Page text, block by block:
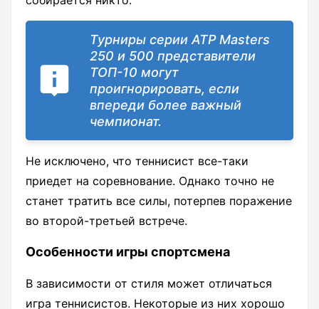
Турниры серии ATP Masters
250 и 500 представители
ТОП-10 могут
проигнорировать, если
впереди более важный
чемпионат.
Не исключено, что теннисист все-таки
приедет на соревнование. Однако точно не
станет тратить все силы, потерпев поражение
во второй-третьей встрече.
Особенности игры спортсмена
В зависимости от стиля может отличаться
игра теннисистов. Некоторые из них хорошо